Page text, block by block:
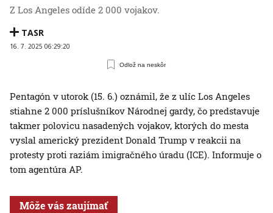
Z Los Angeles odíde 2 000 vojakov.
TASR
16. 7. 2025 06:29:20
Odlož na neskôr
Pentagón v utorok (15. 6.) oznámil, že z ulíc Los Angeles
stiahne 2 000 príslušníkov Národnej gardy, čo predstavuje
takmer polovicu nasadených vojakov, ktorých do mesta
vyslal americký prezident Donald Trump v reakcii na
protesty proti raziám imigračného úradu (ICE). Informuje o
tom agentúra AP.
Môže vás zaujímať